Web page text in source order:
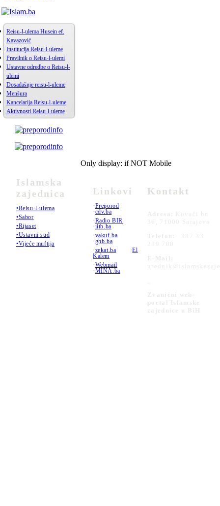
Reisu-l-ulema Husein ef.
Kavazović
Institucija Reisu-l-uleme
Pravilnik o Reisu-l-ulemi
Ustavne odredbe o Reisu-l-
ulemi
Dosadašnje reisu-l-uleme
Menšura
Kancelarija Reisu-l-uleme
Aktivnosti Reisu-l-uleme
Islamska
zajednica
•Reisu-l-ulema
•Sabor
•Rijaset
•Ustavni sud
•Vijeće muftija
Only display: if NOT Mobile
Linkovi
•Preporod
•cdv.ba
•Radio BIR
•iitb.ba
•vakuf.ba
•ghb.ba
•zekat.ba •El
Kalem
•Webmail
•MINA.ba
Kontakt
Adresa:
Kovači br.
36, 71000 Sarajevo
Telefon:
+387 33
289 700
E-Mail:
Zvanični web-
portal Islamske
zajednice u BiH